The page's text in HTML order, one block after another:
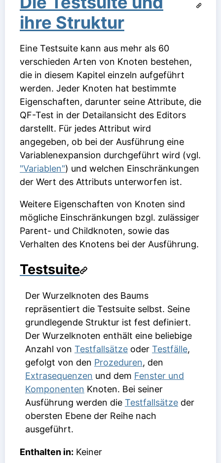
ihre Struktur
Eine Testsuite kann aus mehr als 60
verschieden Arten von Knoten bestehen,
die in diesem Kapitel einzeln aufgeführt
werden. Jeder Knoten hat bestimmte
Eigenschaften, darunter seine Attribute, die
QF-Test in der Detailansicht des Editors
darstellt. Für jedes Attribut wird
angegeben, ob bei der Ausführung eine
Variablenexpansion durchgeführt wird (vgl.
"Variablen") und welchen Einschränkungen
der Wert des Attributs unterworfen ist.
Weitere Eigenschaften von Knoten sind
mögliche Einschränkungen bzgl. zulässiger
Parent- und Childknoten, sowie das
Verhalten des Knotens bei der Ausführung.
Testsuite
Der Wurzelknoten des Baums
repräsentiert die Testsuite selbst. Seine
grundlegende Struktur ist fest definiert.
Der Wurzelknoten enthält eine beliebige
Anzahl von Testfallsätze oder Testfälle,
gefolgt von den Prozeduren, den
Extrasequenzen und dem Fenster und
Komponenten Knoten. Bei seiner
Ausführung werden die Testfallsätze der
obersten Ebene der Reihe nach
ausgeführt.
Enthalten in: Keiner